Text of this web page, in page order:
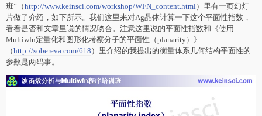
班”（http://www.keinsci.com/workshop/WFN_content.html ）里有一页幻灯
片做了介绍，如下所示。我们这里来对Ag晶体计算一下这个平面性指数，
看看是否和文章里说的情况吻合。注意这里说的平面性指数和《使用
Multiwfn定量化和图形化考察分子的平面性（planarity）》
（http://sobereva.com/618 ）里介绍的我提出的衡量体系几何结构平面性的
参数是两码事。